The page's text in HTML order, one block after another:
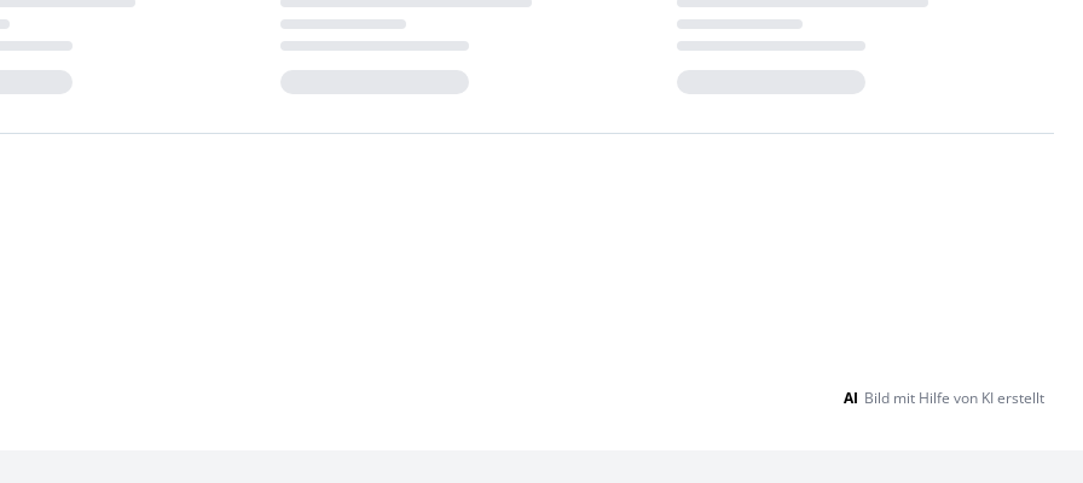
AI Bild mit Hilfe von KI erstellt